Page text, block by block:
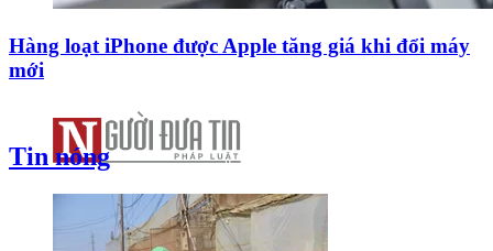
Hàng loạt iPhone được Apple tăng giá khi đổi máy
mới
Tin nóng